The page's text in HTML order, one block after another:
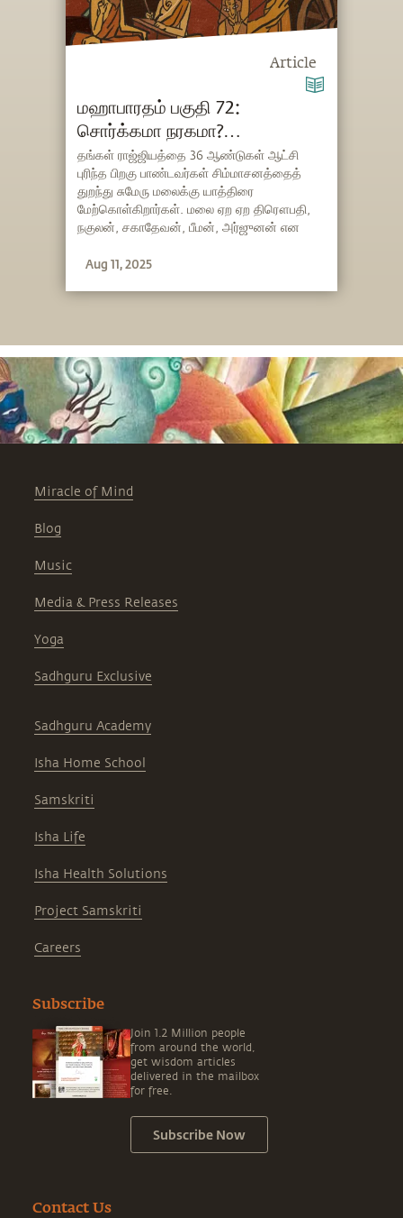
Article
மஹாபாரதம் பகுதி 72:
சொர்க்கமா நரகமா?
யுதிஷ்டிரனின் அசாதாரண தேர்வு
தங்கள் ராஜ்ஜியத்தை 36 ஆண்டுகள் ஆட்சி
புரிந்த பிறகு பாண்டவர்கள் சிம்மாசனத்தைத்
துறந்து சுமேரு‌ மலைக்கு யாத்திரை
மேற்கொள்கிறார்கள். மலை ஏற ஏற திரௌபதி,
நகுலன், சகாதேவன், பீமன், அர்ஜுனன் என
தேவலோகத்தை அடையும் தருவாயில்,
Aug 11, 2025
Miracle of Mind
Blog
Music
Media & Press Releases
Yoga
Sadhguru Exclusive
Sadhguru Academy
Isha Home School
Samskriti
Isha Life
Isha Health Solutions
Project Samskriti
Careers
Subscribe
Join 1.2 Million people
from around the world,
get wisdom articles
delivered in the mailbox
for free.
Subscribe Now
Contact Us